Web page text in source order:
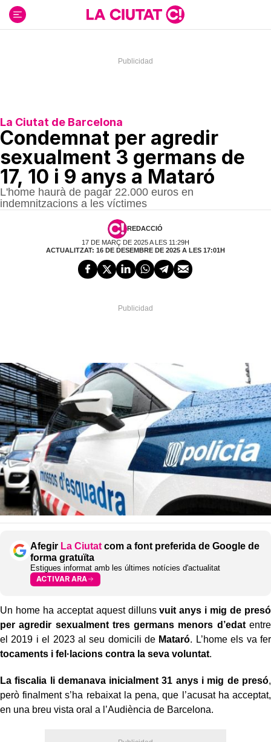
contenido
La Ciutat de Barcelona
Condemnat per agredir
sexualment 3 germans de
17, 10 i 9 anys a Mataró
L'home haurà de pagar 22.000 euros en
indemnitzacions a les víctimes
REDACCIÓ
17 DE MARÇ DE 2025 A LES 11:29H
ACTUALITZAT: 16 DE DESEMBRE DE 2025 A LES 17:01H
Afegir La Ciutat com a font preferida de Google de
forma gratuïta
Estigues informat amb les últimes notícies d'actualitat
ACTIVAR ARA
Un home ha acceptat aquest dillunsvuit anys i mig de presó
per agredir sexualment tres germans menors d’edatentre
el 2019 i el 2023 al seu domicili de Mataró. L’home els va fer
tocaments i fel·lacions contra la seva voluntat.
La fiscalia li demanava inicialment 31 anys i mig de presó,
però finalment s’ha rebaixat la pena, que l’acusat ha acceptat,
en una breu vista oral a l’Audiència de Barcelona.